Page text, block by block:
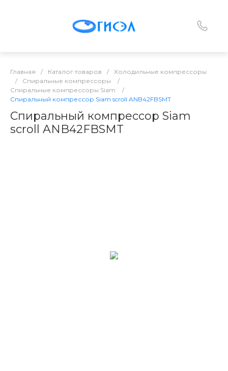
Главная / Каталог товаров /
Холодильные компрессоры
/
Спиральные компрессоры
/
Спиральные компрессоры Siam
/
Спиральный компрессор Siam scroll ANB42FBSMT
Спиральный компрессор Siam
scroll ANB42FBSMT